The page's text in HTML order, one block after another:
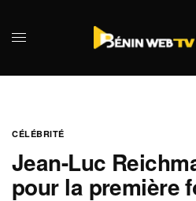
CÉLÉBRITÉ
Jean-Luc
pour la première